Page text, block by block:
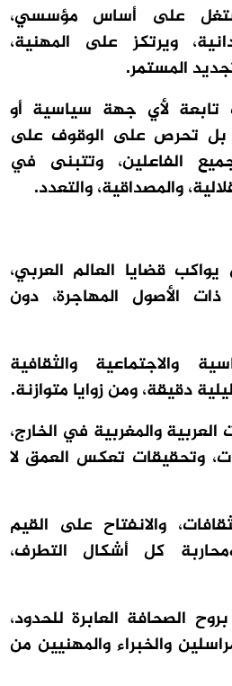
على أساس مؤسسي،
ويرتكز على المهنية،
المستمر.
تابعة لأي جهة سياسية أو
بل تحرص على الوقوف على
الفاعلين، وتتبنى في
والمصداقية، والتعدد.
قضايا العالم العربي،
ذات الأصول المهاجرة، دون
والاجتماعية والثقافية
دقيقة، ومن زوايا متوازنة.
العربية والمغربية في الخارج،
وتحقيقات تعكس العمق لا
والانفتاح على القيم
ومحاربة كل أشكال التطرف،
الصحافة العابرة للحدود،
والخبراء والمهنيين من